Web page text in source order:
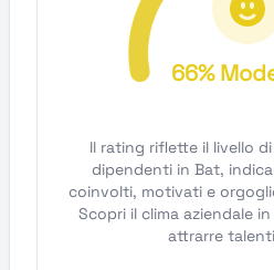
66%
Il rating riflette il livello
dipendenti in Bat,
coinvolti, motivati e
Scopri il clima aziendale
attrarre